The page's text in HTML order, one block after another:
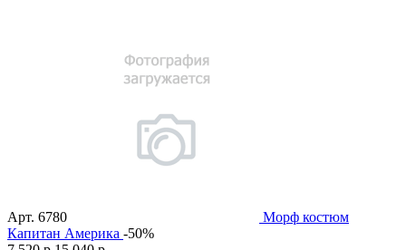
Арт. 6780
Морф костюм
Капитан Америка -50%